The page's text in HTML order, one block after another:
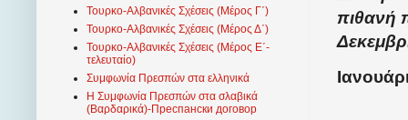
πιθανή
Τουρκο-Αλβανικές Σχέσεις (Μέρος Γ΄)
Τουρκο-Αλβανικές Σχέσεις (Μέρος Δ΄)
Τουρκο-Αλβανικές Σχέσεις (Μέρος Ε΄-
τελευταίο)
Συμφωνία Πρεσπών στα ελληνικά
Η Συμφωνία Πρεσπών στα σλαβικά
(Βαρδαρικά)-Преспански договор